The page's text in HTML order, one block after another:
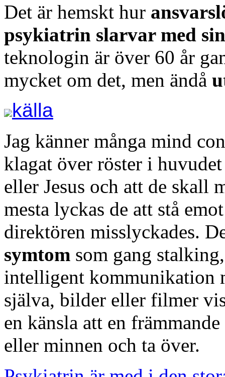
Det är hemskt hur
psykiatrin slarvar med
teknologin är över 60 år
mycket om det, men ändå
källa
Jag känner många mind
klagat över röster i
eller Jesus och att de skall
mesta lyckas de att stå
direktören misslyckades.
symtom som gang
intelligent kommunikation
själva, bilder eller filmer
en känsla att en
eller minnen och ta över.